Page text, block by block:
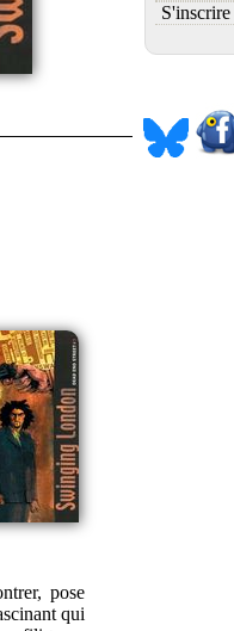
pose
qui
S'inscrire